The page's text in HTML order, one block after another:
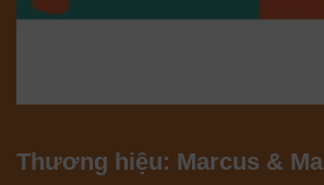
Thương hiệu: Marcus &